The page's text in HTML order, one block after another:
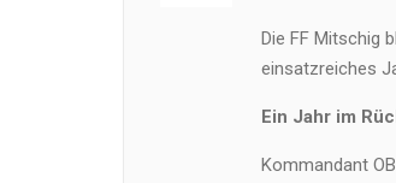
Die FF Mitschig
einsatzreiches
Ein Jahr im
Kommandant